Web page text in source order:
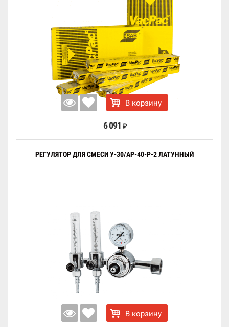
В корзину
6 091 ₽
РЕГУЛЯТОР ДЛЯ СМЕСИ У-30/АР-40-Р-2 ЛАТУННЫЙ
В корзину